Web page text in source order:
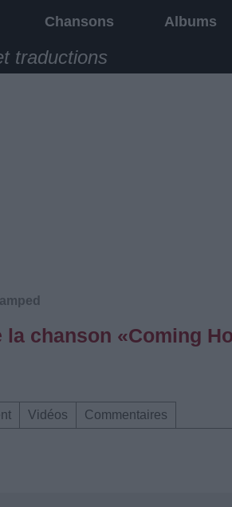
Chansons Albums
traductions
chanson «Coming
Vidéos Commentaires